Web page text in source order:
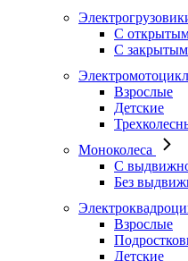
С
С
Взрослые
Детские
Моноколеса
С
Без
Взрослые
Детские